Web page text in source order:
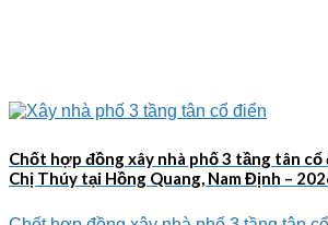
Chốt hợp đồng xây nhà phố 3 tầng tân cổ
Chị Thúy tại Hồng Quang, Nam Định –